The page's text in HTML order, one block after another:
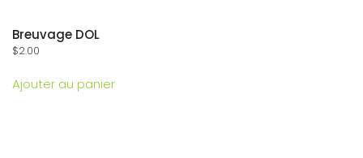
Breuvage DOL
$2.00
Ajouter au panier